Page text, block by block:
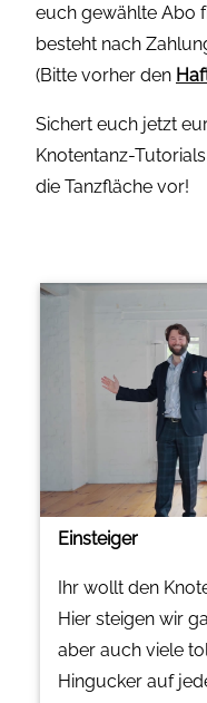
euch gewählte Abo
besteht nach
(Bitte vorher den
Sichert euch jetzt
Knotentanz-
die Tanzfläche vor!
Einsteiger
Ihr wollt den
Hier steigen wir
aber auch viele
Hingucker auf